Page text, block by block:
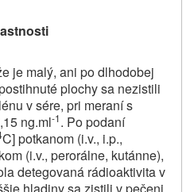
je malý, ani po dlhodobej
plochy sa nezistili
v sére, pri meraní s
ng.ml-1. Po podaní
C] potkanom (i.v., i.p.,
(i.v., perorálne, kutánne),
detegovaná rádioaktivita v